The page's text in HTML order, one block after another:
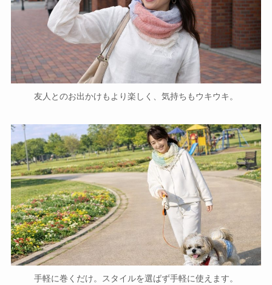
友人とのお出かけもより楽しく、気持ちもウキウキ。
手軽に巻くだけ。スタイルを選ばず手軽に使えます。